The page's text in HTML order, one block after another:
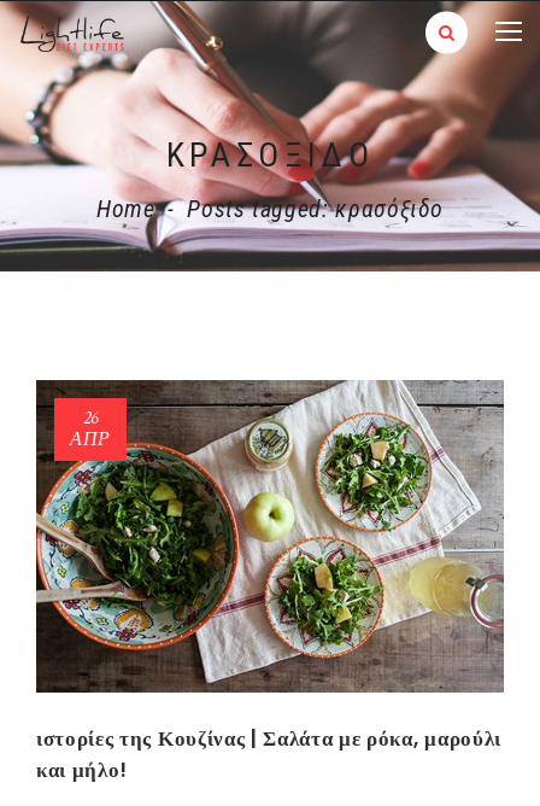
ΚΡΑΣΌΞΙΔΟ
Home - Posts tagged: κρασόξιδο
26
ΑΠΡ
ιστορίες της Κουζίνας | Σαλάτα με ρόκα, μαρούλι
και μήλο!